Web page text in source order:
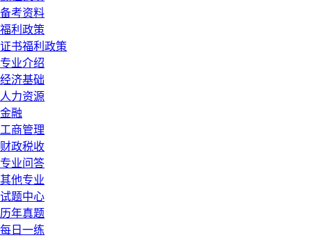
备考资料
福利政策
证书福利政策
专业介绍
经济基础
人力资源
金融
工商管理
财政税收
专业问答
其他专业
试题中心
历年真题
每日一练